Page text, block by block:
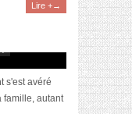
Lire +→
: mon plan
s'est avéré
famille, autant